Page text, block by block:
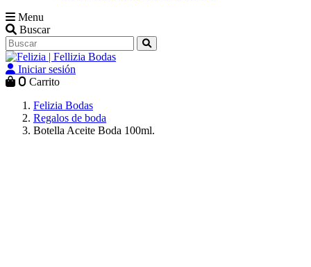
Menu
Buscar
Iniciar sesión
0 Carrito
Felizia Bodas
Regalos de boda
Botella Aceite Boda 100ml.